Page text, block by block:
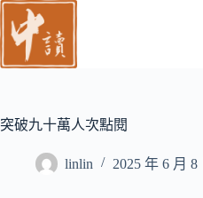
跳
至
主
容
突破九十萬人次點閱
linlin 2025 年 6 月 8